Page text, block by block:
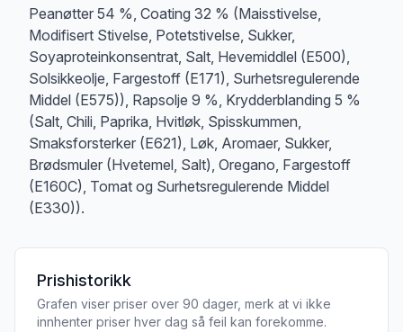
Peanøtter 54 %, Coating 32 % (Maisstivelse,
Modifisert Stivelse, Potetstivelse, Sukker,
Soyaproteinkonsentrat, Salt, Hevemiddlel (E500),
Solsikkeolje, Fargestoff (E171), Surhetsregulerende
Middel (E575)), Rapsolje 9 %, Krydderblanding 5 %
(Salt, Chili, Paprika, Hvitløk, Spisskummen,
Smaksforsterker (E621), Løk, Aromaer, Sukker,
Brødsmuler (Hvetemel, Salt), Oregano, Fargestoff
(E160C), Tomat og Surhetsregulerende Middel
(E330)).
Prishistorikk
Grafen viser priser over 90 dager, merk at vi ikke
innhenter priser hver dag så feil kan forekomme.